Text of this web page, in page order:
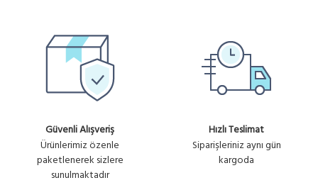
GLC-196T
GLC-196T PLC CPU Modülü
U1934
GXM-16TA
GXM-16TA Dijital Çıkış
Ürün No :
GLC-396T
GLC-396T PLC CPU Modülü
Ürün No :
U1933
Güvenli Alışveriş
Ürünlerimiz özenle
paketlenerek sizlere
sunulmaktadır
Hızlı Teslimat
Siparişleriniz aynı gün
kargoda